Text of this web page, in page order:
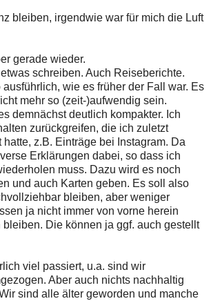
bleiben, irgendwie war für mich die Luft
gerade wieder.
schreiben. Auch Reiseberichte.
wie es früher der Fall war. Es
mehr so (zeit-)aufwendig sein.
demnächst deutlich kompakter. Ich
zurückgreifen, die ich zuletzt
z.B. Einträge bei Instagram. Da
Erklärungen dabei, so dass ich
muss. Dazu wird es noch
und auch Karten geben. Es soll also
bleiben, aber weniger
ja nicht immer von vorne herein
bleiben. Die können ja ggf. auch gestellt
viel passiert, u.a. sind wir
Aber auch nichts nachhaltig
sind alle älter geworden und manche